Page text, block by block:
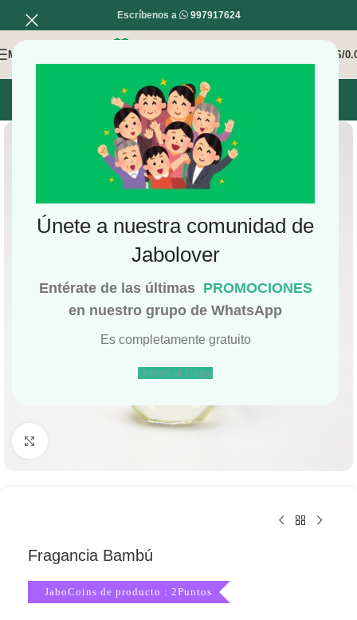
Únete a nuestra comunidad de
Jabolover
Entérate de las últimas PROMOCIONES
en nuestro grupo de WhatsApp
Es completamente gratuito
Unirme al Grupo
Escríbenos a 997917624
MENÚ S/
INICIO MI COMPRA MI CUENTA
Fragancia Bambú
JaboCoins de producto : 2Puntos